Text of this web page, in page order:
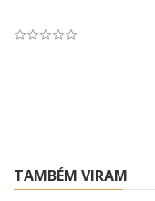
TAMBÉM VIRAM